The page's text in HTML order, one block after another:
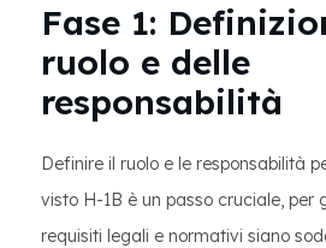
Fase 1:
ruolo e delle
responsabilità
Definire il ruolo e le responsabilità
visto H-1B è un passo cruciale, per
requisiti legali e normativi siano